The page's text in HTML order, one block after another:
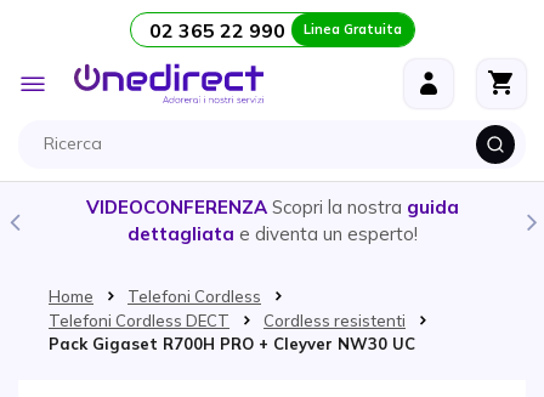
Salta al contenuto 02 365 22 990 Linea Gratuita
Toggle
Nav
CUFFIE E AURICOLARI- Ecco la guida per
prodottopiù adatto alle tue esigenze
Home
Telefoni Cordless
Telefoni Cordless DECT
Cordless resistenti
Pack Gigaset R700H PRO + Cleyver NW30 UC